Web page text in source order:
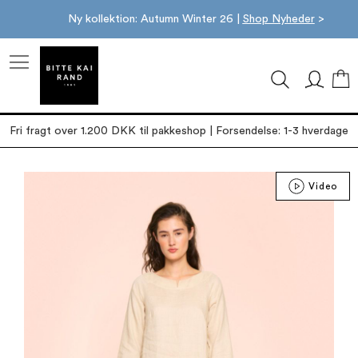
Ny kollektion: Autumn Winter 26 | Shop Nyheder>
Fri fragt over 1.200 DKK til pakkeshop | Forsendelse: 1-3 hverdage
Video